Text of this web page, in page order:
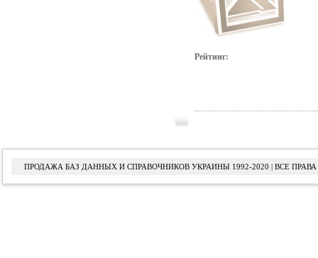
Рейтинг:
ПРОДАЖА БАЗ ДАННЫХ И СПРАВОЧНИКОВ УКРАИНЫ 1992-2020 | ВСЕ